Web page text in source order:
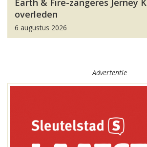
Earth & Fire-zangeres Jerney
overleden
6 augustus 2026
Advertentie